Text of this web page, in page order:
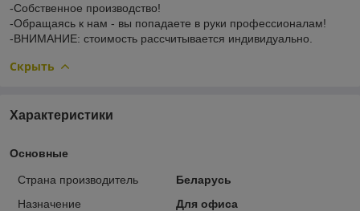
-Собственное производство!
-Обращаясь к нам - вы попадаете в руки профессионалам!
-ВНИМАНИЕ: стоимость рассчитывается индивидуально.
Скрыть
Характеристики
Основные
Страна производитель
Беларусь
Назначение
Для офиса